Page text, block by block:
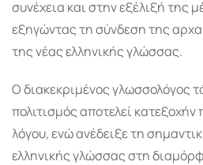
συνέχεια και στην εξέλιξή της
εξηγώντας τη σύνδεση της
της νέας ελληνικής γλώσσας.
Ο διακεκριμένος γλωσσολόγος
πολιτισμός αποτελεί
λόγου, ενώ ανέδειξε τη
ελληνικής γλώσσας στη